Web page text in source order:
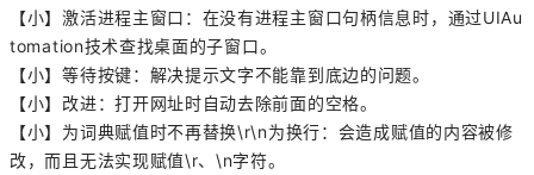
【小】激活进程主窗口：在没有进程主窗口句柄信息时，通过UIAu
tomation技术查找桌面的子窗口。
【小】等待按键：解决提示文字不能靠到底边的问题。
【小】改进：打开网址时自动去除前面的空格。
【小】为词典赋值时不再替换\r\n为换行：会造成赋值的内容被修
改，而且无法实现赋值\r、\n字符。